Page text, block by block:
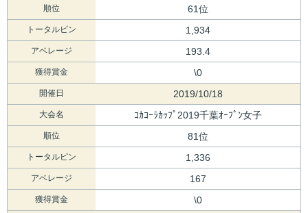
順位 61位
トータルピン 1,934
アベレージ 193.4
獲得賞金 \0
開催日 2019/10/18
大会名 ｺｶｺｰﾗｶｯﾌﾟ2019千葉ｵｰﾌﾟﾝ女子
順位 81位
トータルピン 1,336
アベレージ 167
獲得賞金 \0